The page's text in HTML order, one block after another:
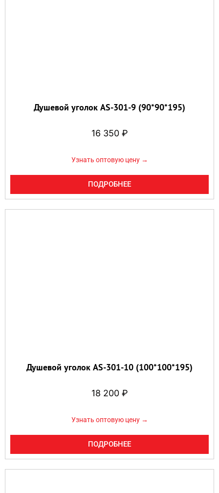
Душевой уголок AS-301-9 (90*90*195)
16 350 ₽
Узнать оптовую цену →
ПОДРОБНЕЕ
Душевой уголок AS-301-10 (100*100*195)
18 200 ₽
Узнать оптовую цену →
ПОДРОБНЕЕ